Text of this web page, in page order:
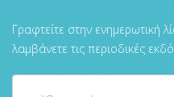
Γραφτείτε στην ενημερωτική
λαμβάνετε τις περιοδικές